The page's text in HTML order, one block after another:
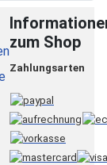
zum Shop
Zahlungsarten